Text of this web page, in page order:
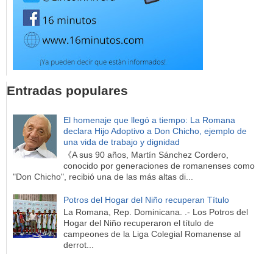
Entradas populares
El homenaje que llegó a tiempo: La Romana
declara Hijo Adoptivo a Don Chicho, ejemplo de
una vida de trabajo y dignidad
《A sus 90 años, Martín Sánchez Cordero,
conocido por generaciones de romanenses como
"Don Chicho", recibió una de las más altas di...
Potros del Hogar del Niño recuperan Título
La Romana, Rep. Dominicana. .- Los Potros del
Hogar del Niño recuperaron el título de
campeones de la Liga Colegial Romanense al
derrot...